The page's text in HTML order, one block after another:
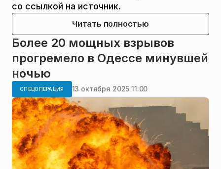
со ссылкой на источник.
Читать полностью
Более 20 мощных взрывов
прогремело в Одессе минувшей
ночью
СПЕЦОПЕРАЦИЯ 13 октября 2025 11:00